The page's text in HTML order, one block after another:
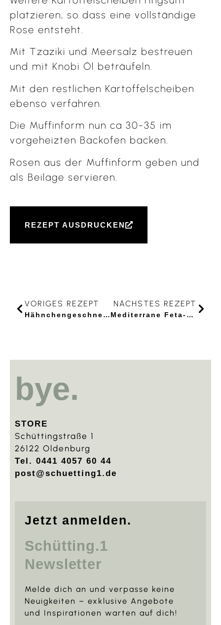
platzieren, so dass eine vollständige
Rose entsteht.
Mit Tzaziki und Meersalz bestreuen
und mit Knobi Öl beträufeln.
Mit den restlichen Kartoffelscheiben
ebenso verfahren.
Die Muffinform nun ca 30-35 im
vorgeheizten Backofen backen.
Rosen aus der Muffinform geben und
als Beilage servieren.
REZEPT AUSDRUCKEN
VORIGES REZEPT
Hähnchengeschnetzeltes
NÄCHSTES REZEPT
Mediterrane Feta-Tomaten-Pasta aus dem Ofen
bye.
STORE
Schüttingstraße 1
26122 Oldenburg
Tel. 0441 4057 60 44
post@schuetting1.de
Jetzt anmelden.
Schütting.1
Newsletter
Melde dich an und verpasse keine
Neuigkeiten – exklusive Angebote
und Inspirationen warten auf dich!